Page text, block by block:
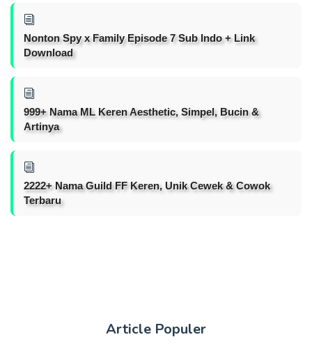
Nonton Spy x Family Episode 7 Sub Indo + Link
Download
999+ Nama ML Keren Aesthetic, Simpel, Bucin &
Artinya
2222+ Nama Guild FF Keren, Unik Cewek & Cowok
Terbaru
Article Populer